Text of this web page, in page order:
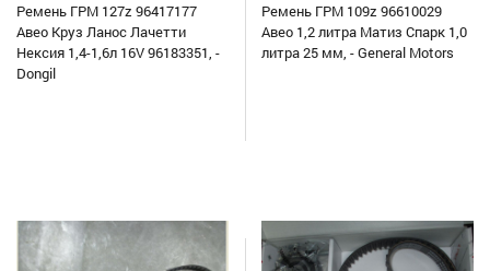
Ремень ГРМ 127z 96417177
Авео Круз Ланос Лачетти
Нексия 1,4-1,6л 16V 96183351, -
Dongil
Ремень ГРМ 109z 96610029
Авео 1,2 литра Матиз Спарк 1,0
литра 25 мм, - General Motors